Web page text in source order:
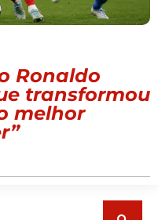
Ronaldo
transformou
melhor